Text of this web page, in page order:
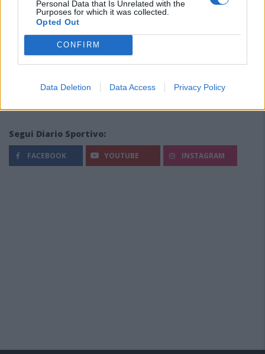
Personal Data that Is Unrelated with the
Purposes for which it was collected.
Opted Out
CONFIRM
Data Deletion Data Access Privacy Policy
Segui Diario Sportivo:
FACEBOOK YOUTUBE INSTAGRAM